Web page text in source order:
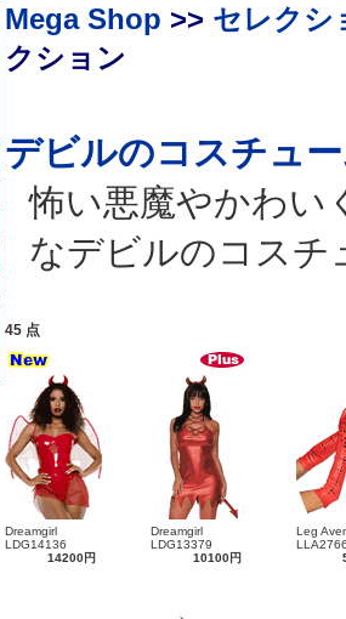
Mega Shop >> セレクシ
クション
デビルのコスチュ
怖い悪魔やかわい
なデビルのコスチ
45 点
Dreamgirl
LDG14136
14200円
Dreamgirl
LDG13379
10100円
Leg